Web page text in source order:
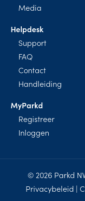
Media
Helpdesk
Support
FAQ
Contact
Handleiding
MyParkd
Registreer
Inloggen
© 2026 Parkd
Privacybeleid |